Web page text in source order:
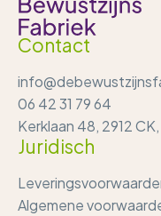
Contact
06 42 31 79 64
Kerklaan 48, 2912
Juridisch
Algemene